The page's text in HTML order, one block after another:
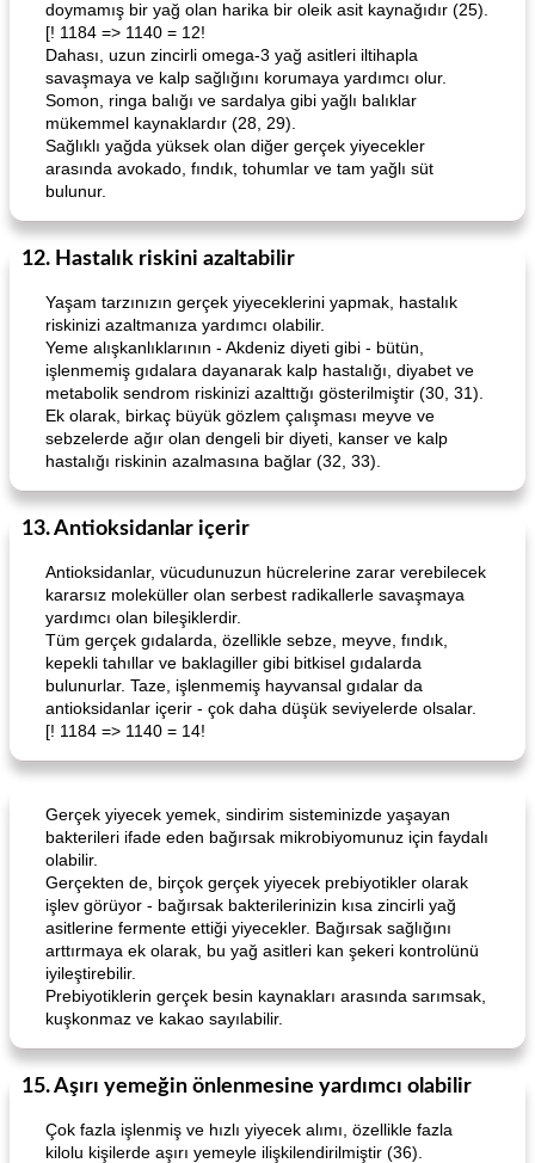
doymamış bir yağ olan harika bir oleik asit kaynağıdır (25).
[! 1184 => 1140 = 12!
Dahası, uzun zincirli omega-3 yağ asitleri iltihapla
savaşmaya ve kalp sağlığını korumaya yardımcı olur.
Somon, ringa balığı ve sardalya gibi yağlı balıklar
mükemmel kaynaklardır (28, 29).
Sağlıklı yağda yüksek olan diğer gerçek yiyecekler
arasında avokado, fındık, tohumlar ve tam yağlı süt
bulunur.
12. Hastalık riskini azaltabilir
Yaşam tarzınızın gerçek yiyeceklerini yapmak, hastalık
riskinizi azaltmanıza yardımcı olabilir.
Yeme alışkanlıklarının - Akdeniz diyeti gibi - bütün,
işlenmemiş gıdalara dayanarak kalp hastalığı, diyabet ve
metabolik sendrom riskinizi azalttığı gösterilmiştir (30, 31).
Ek olarak, birkaç büyük gözlem çalışması meyve ve
sebzelerde ağır olan dengeli bir diyeti, kanser ve kalp
hastalığı riskinin azalmasına bağlar (32, 33).
13. Antioksidanlar içerir
Antioksidanlar, vücudunuzun hücrelerine zarar verebilecek
kararsız moleküller olan serbest radikallerle savaşmaya
yardımcı olan bileşiklerdir.
Tüm gerçek gıdalarda, özellikle sebze, meyve, fındık,
kepekli tahıllar ve baklagiller gibi bitkisel gıdalarda
bulunurlar. Taze, işlenmemiş hayvansal gıdalar da
antioksidanlar içerir - çok daha düşük seviyelerde olsalar.
[! 1184 => 1140 = 14!
Gerçek yiyecek yemek, sindirim sisteminizde yaşayan
bakterileri ifade eden bağırsak mikrobiyomunuz için faydalı
olabilir.
Gerçekten de, birçok gerçek yiyecek prebiyotikler olarak
işlev görüyor - bağırsak bakterilerinizin kısa zincirli yağ
asitlerine fermente ettiği yiyecekler. Bağırsak sağlığını
arttırmaya ek olarak, bu yağ asitleri kan şekeri kontrolünü
iyileştirebilir.
Prebiyotiklerin gerçek besin kaynakları arasında sarımsak,
kuşkonmaz ve kakao sayılabilir.
15. Aşırı yemeğin önlenmesine yardımcı olabilir
Çok fazla işlenmiş ve hızlı yiyecek alımı, özellikle fazla
kilolu kişilerde aşırı yemeyle ilişkilendirilmiştir (36).